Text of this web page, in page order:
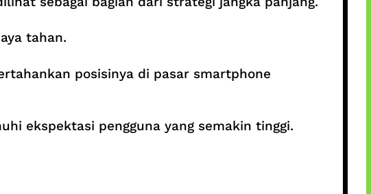
tahan.
posisinya di pasar smartphone
ekspektasi pengguna yang semakin tinggi.